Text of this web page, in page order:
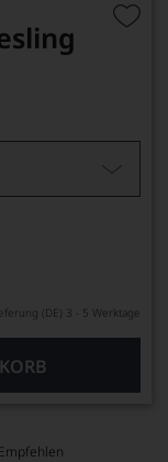
(DE) 3 - 5 Werktage
Empfehlen